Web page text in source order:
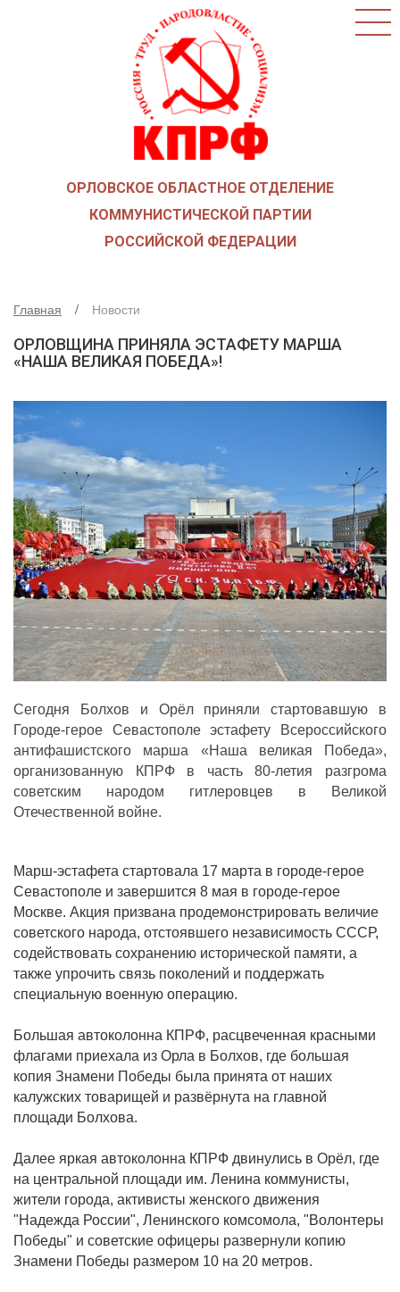
КАК ВСТУПИТЬ В КПРФ
ОБЩЕСТВЕННЫЕ ОРГАНИЗАЦИИ
СОЮЗ СОВЕТСКИХ ОФИЦЕРОВ В ПОДДЕРЖКУ
АРМИИ И ФЛОТА
ОРЛОВСКИЙ ОБЛАСТНОЙ СОВЕТ
ДЕПУТАТЫ ОРГАНОВ МЕСТНОГО
САМОУПРАВЛЕНИЯ
ПАРТИЙНАЯ ПЕЧАТЬ
ПАРТИЙНАЯ ЖИЗНЬ
МЕСТНЫЕ ОТДЕЛЕНИЯ
КОНТАКТЫ
КПРФ ПРОФ
г. Орел, ул. Ковальская, д. 5
8 (4862) 22-33-44
Вход Регистрация
ОРЛОВСКОЕ ОБЛАСТНОЕ ОТДЕЛЕНИЕ
КОММУНИСТИЧЕСКОЙ ПАРТИИ
РОССИЙСКОЙ ФЕДЕРАЦИИ
Главная Новости
ОРЛОВЩИНА ПРИНЯЛА ЭСТАФЕТУ МАРША
«НАША ВЕЛИКАЯ ПОБЕДА»!
Сегодня Болхов и Орёл приняли стартовавшую в
Городе-герое Севастополе эстафету Всероссийского
антифашистского марша «Наша великая Победа»,
организованную КПРФ в часть 80-летия разгрома
советским народом гитлеровцев в Великой
Отечественной войне.
Марш-эстафета стартовала 17 марта в городе-герое
Севастополе и завершится 8 мая в городе-герое
Москве. Акция призвана продемонстрировать величие
советского народа, отстоявшего независимость СССР,
содействовать сохранению исторической памяти, а
также упрочить связь поколений и поддержать
специальную военную операцию.
Большая автоколонна КПРФ, расцвеченная красными
флагами приехала из Орла в Болхов, где большая
копия Знамени Победы была принята от наших
калужских товарищей и развёрнута на главной
площади Болхова.
Далее яркая автоколонна КПРФ двинулись в Орёл, где
на центральной площади им. Ленина коммунисты,
жители города, активисты женского движения
"Надежда России", Ленинского комсомола, "Волонтеры
Победы" и советские офицеры развернули копию
Знамени Победы размером 10 на 20 метров.